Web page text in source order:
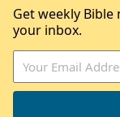
Get weekly
your inbox.